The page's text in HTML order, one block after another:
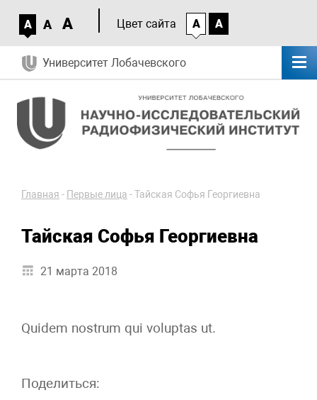
A A A Цвет сайта A A
Университет Лобачевского
Главная - Первые лица -Тайская Софья Георгиевна
Тайская Софья Георгиевна
21 марта 2018
Quidem nostrum qui voluptas ut.
Поделиться: